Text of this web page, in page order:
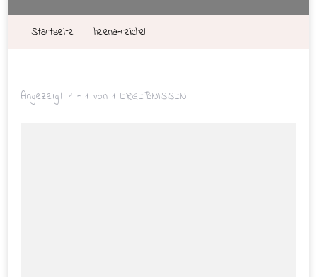
Startseite helena-reichel
Angezeigt: 1 - 1 von 1 ERGEBNISSEN